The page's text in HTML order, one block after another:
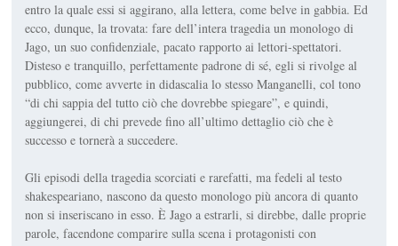
entro la quale essi si aggirano, alla lettera, come belve in gabbia. Ed
ecco, dunque, la trovata: fare dell’intera tragedia un monologo di
Jago, un suo confidenziale, pacato rapporto ai lettori-spettatori.
Disteso e tranquillo, perfetta­mente padrone di sé, egli si rivolge al
pubblico, come avverte in didascalia lo stesso Manganelli, col tono
“di chi sappia del tutto ciò che dovrebbe spiegare”, e quindi,
aggiungerei, di chi prevede fino all’ultimo dettaglio ciò che è
successo e tornerà a succedere.
Gli episodi della tragedia scorciati e rarefatti, ma fedeli al testo
shakespeariano, nascono da questo monologo più ancora di quanto
non si inseriscano in esso. È Jago a estrarli, si direbbe, dalle proprie
parole, facendone comparire sulla scena i protagonisti con